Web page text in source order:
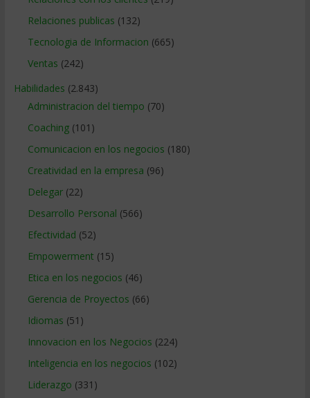
Relaciones publicas (132)
Tecnologia de Informacion (665)
Ventas (242)
Habilidades (2.843)
Administracion del tiempo (70)
Coaching(101)
Comunicacion en los negocios (180)
Creatividad en la empresa (96)
Delegar(22)
Desarrollo Personal (566)
Efectividad (52)
Empowerment (15)
Etica en los negocios (46)
Gerencia de Proyectos (66)
Idiomas (51)
Innovacion en los Negocios (224)
Inteligencia en los negocios (102)
Liderazgo (331)